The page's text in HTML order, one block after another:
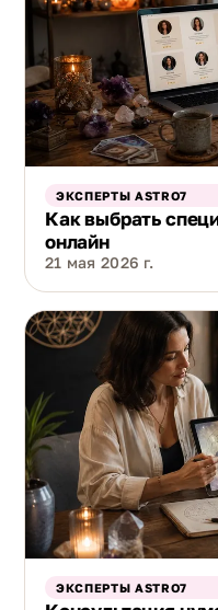
ЭКСПЕРТЫ ASTRO7
Как выбрать
онлайн
21 мая 2026 г.
ЭКСПЕРТЫ ASTRO7